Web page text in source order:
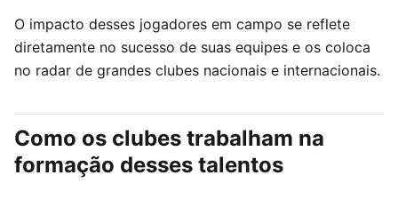
O impacto desses jogadores em campo se reflete
diretamente no sucesso de suas equipes e os coloca
no radar de grandes clubes nacionais e internacionais.
Como os clubes trabalham na
formação desses talentos